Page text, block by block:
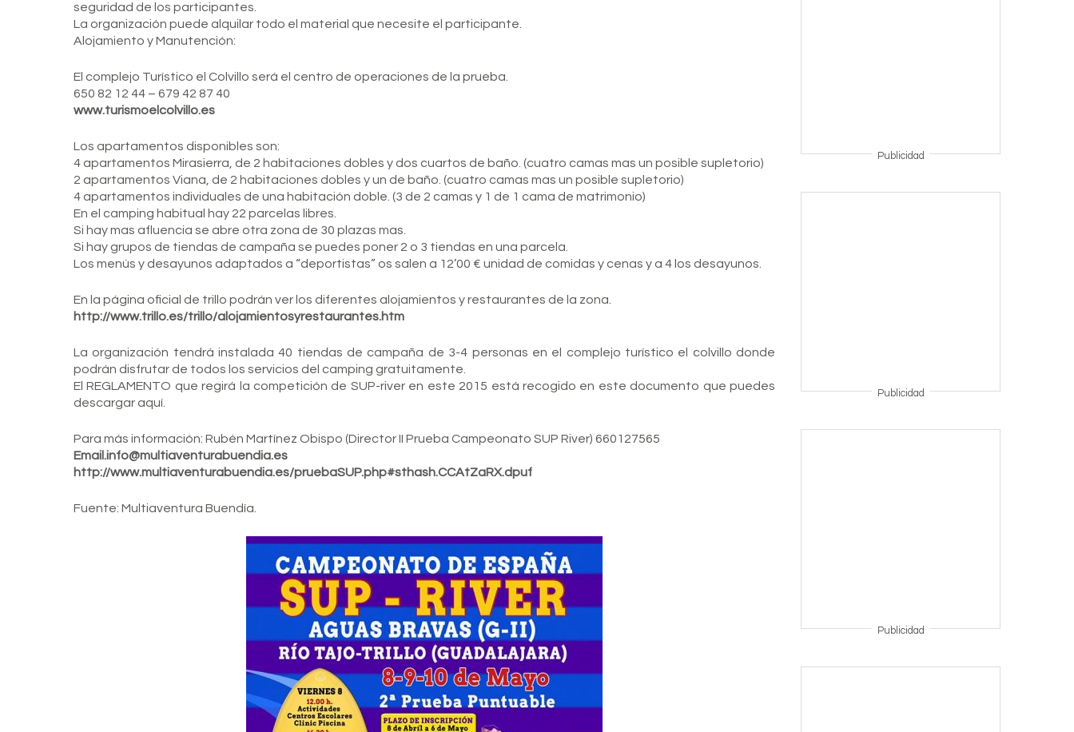
seguridad de los participantes.
La organización puede alquilar todo el material que necesite el participante.
Alojamiento y Manutención:
El complejo Turístico el Colvillo será el centro de operaciones de la prueba.
650 82 12 44 – 679 42 87 40
www.turismoelcolvillo.es
Los apartamentos disponibles son:
4 apartamentos Mirasierra, de 2 habitaciones dobles y dos cuartos de baño. (cuatro camas mas un posible supletorio)
2 apartamentos Viana, de 2 habitaciones dobles y un de baño. (cuatro camas mas un posible supletorio)
4 apartamentos individuales de una habitación doble. (3 de 2 camas y 1 de 1 cama de matrimonio)
En el camping habitual hay 22 parcelas libres.
Si hay mas afluencia se abre otra zona de 30 plazas mas.
Si hay grupos de tiendas de campaña se puedes poner 2 o 3 tiendas en una parcela.
Los menús y desayunos adaptados a “deportistas” os salen a 12’00 € unidad de comidas y cenas y a 4 los desayunos.
En la página oficial de trillo podrán ver los diferentes alojamientos y restaurantes de la zona.
http://www.trillo.es/trillo/alojamientosyrestaurantes.htm
La organización tendrá instalada 40 tiendas de campaña de 3-4 personas en el complejo turístico el colvillo donde
podrán disfrutar de todos los servicios del camping gratuitamente.
El REGLAMENTO que regirá la competición de SUP-river en este 2015 está recogido en este documento que puedes
descargar aquí.
Para más información: Rubén Martínez Obispo (Director II Prueba Campeonato SUP River) 660127565
Email.info@multiaventurabuendia.es
http://www.multiaventurabuendia.es/pruebaSUP.php#sthash.CCAtZaRX.dpuf
Fuente: Multiaventura Buendía.
Publicidad
Publicidad
Publicidad